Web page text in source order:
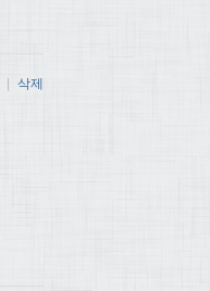
삭제